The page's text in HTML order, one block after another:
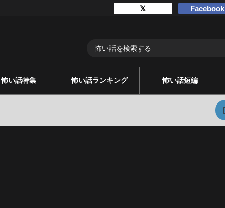
𝕏 Facebook
怖い話特集 怖い話ランキング 怖い話短編